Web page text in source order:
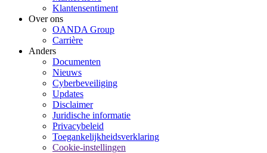
Klantensentiment
Over ons
OANDA Group
Carrière
Anders
Documenten
Nieuws
Cyberbeveiliging
Updates
Disclaimer
Juridische informatie
Privacybeleid
Toegankelijkheidsverklaring
Cookie-instellingen